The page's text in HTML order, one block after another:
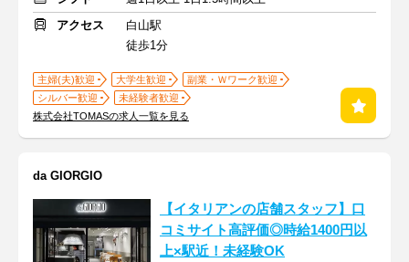
アクセス
白山駅
徒歩1分
主婦(夫)歓迎 大学生歓迎
副業・Ｗワーク歓迎
シルバー歓迎
未経験者歓迎
株式会社TOMASの求人一覧を見る
da GIORGIO
【イタリアンの店舗スタッフ】口
コミサイト高評価◎時給1400円以
上×駅近！未経験OK